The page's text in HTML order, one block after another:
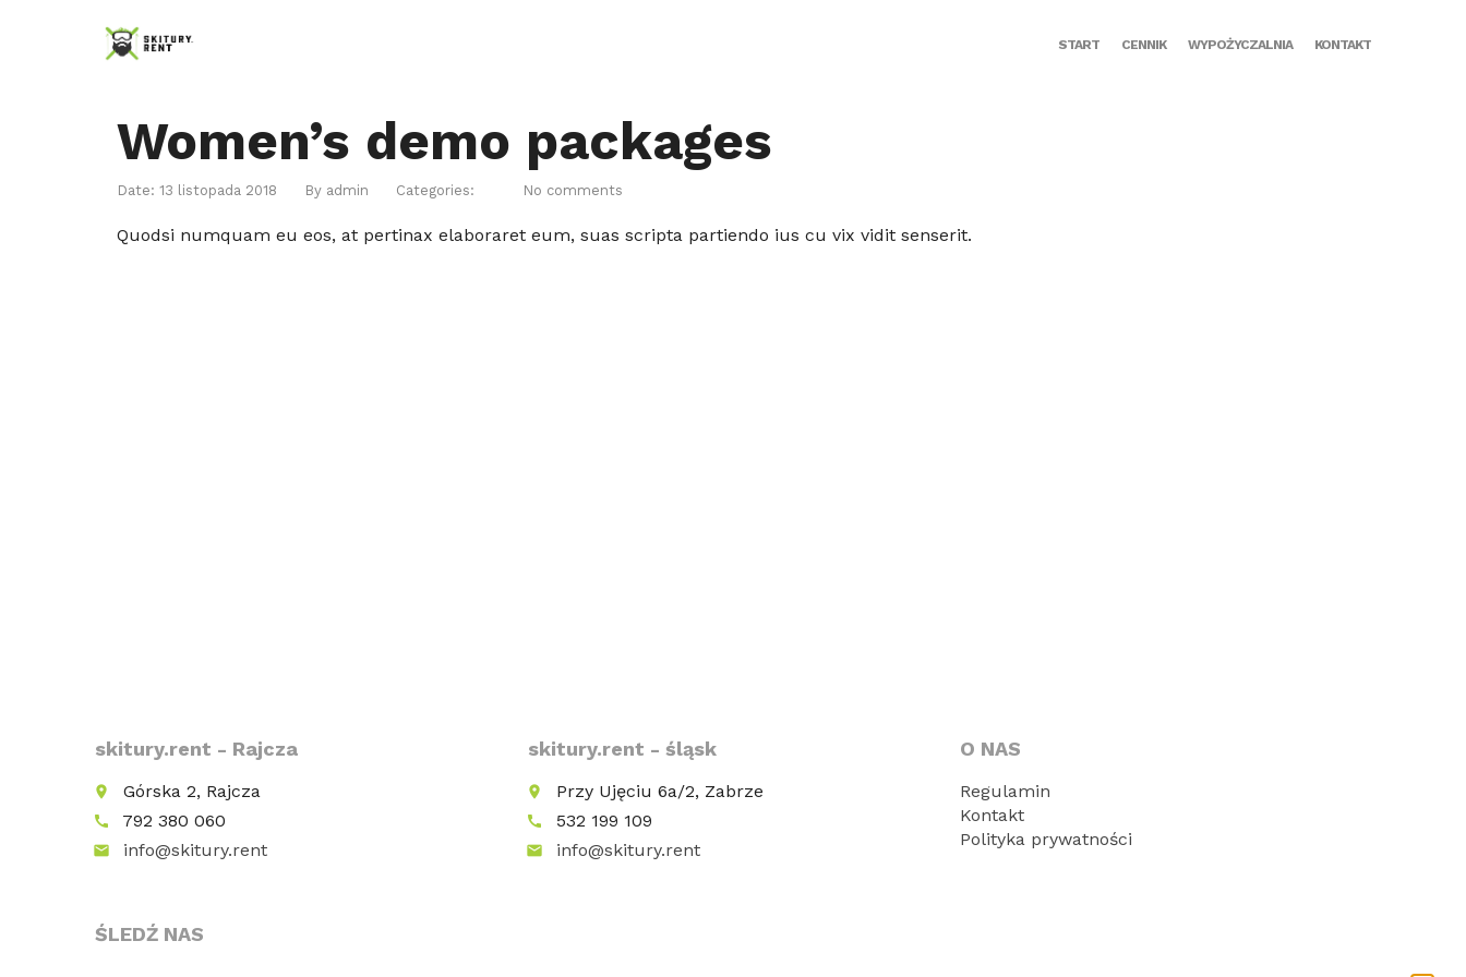
START CENNIK WYPOŻYCZALNIA KONTAKT
Women’s demo packages
Date: 13 listopada 2018 By admin Categories: No comments
Quodsi numquam eu eos, at pertinax elaboraret eum, suas scripta partiendo ius cu vix vidit senserit.
skitury.rent - Rajcza
place Górska 2, Rajcza
call 792 380 060
email info@skitury.rent
skitury.rent - śląsk
place Przy Ujęciu 6a/2, Zabrze
call 532 199 109
email info@skitury.rent
O NAS
Regulamin
Kontakt
Polityka prywatności
ŚLEDŹ NAS